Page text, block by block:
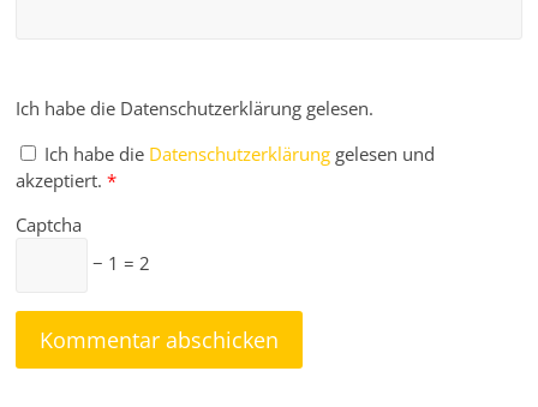
Ich habe die Datenschutzerklärung gelesen.
Ich habe die Datenschutzerklärung gelesen und
akzeptiert. *
Captcha
− 1 = 2